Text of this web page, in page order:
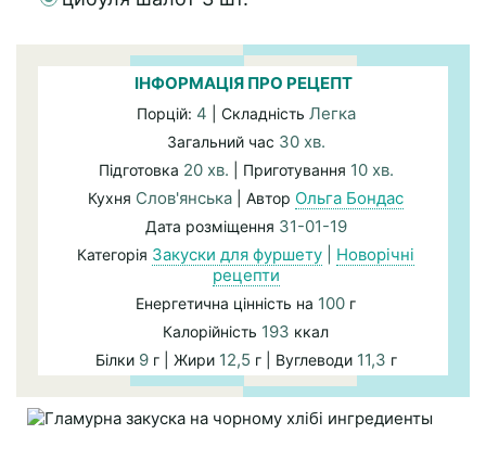
ІНФОРМАЦІЯ ПРО РЕЦЕПТ
Порцій: 4 | Складність Легка
Загальний час 30 хв.
Підготовка 20 хв. | Приготування 10 хв.
Кухня Слов'янська | Автор Ольга Бондас
Дата розміщення 31-01-19
Категорія Закуски для фуршету
Новорічні
рецепти
Енергетична цінність на 100 г
Калорійність 193 ккал
Білки 9г | Жири 12,5 г | Вуглеводи 11,3 г